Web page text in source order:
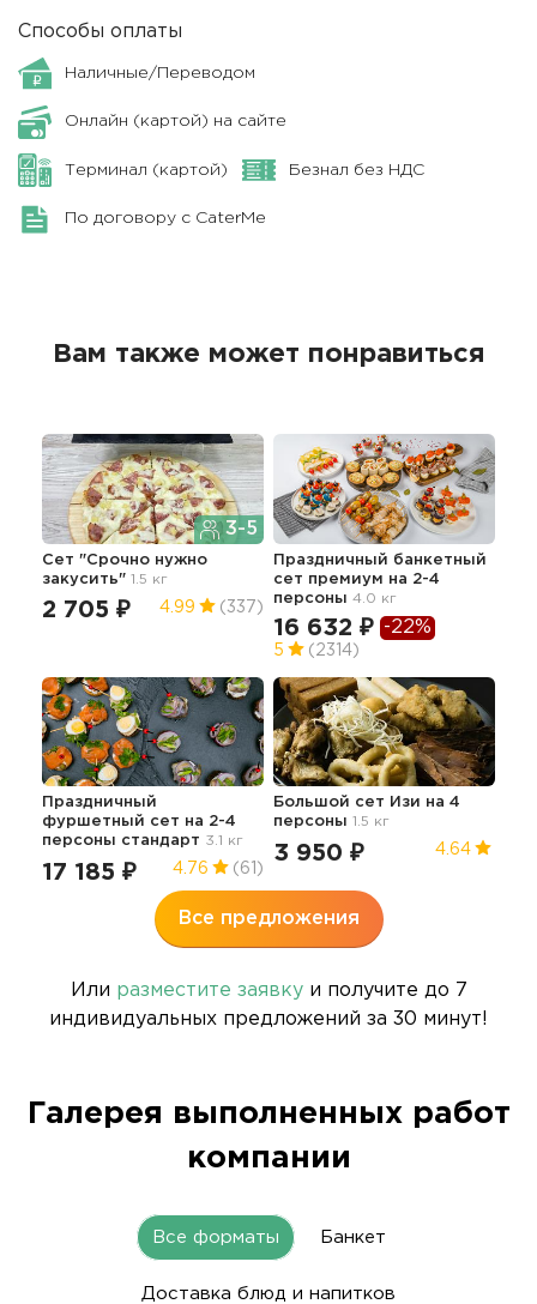
Способы оплаты
Наличные/Переводом
Онлайн (картой) на сайте
Терминал (картой) Безнал без НДС
По договору с CaterMe
Вам также может понравиться
3-5
Сет "Срочно нужно
закусить" 1.5 кг
2 705 ₽ 4.99 (337)
Праздничный банкетный
сет премиум на 2-4
персоны 4.0 кг
16 632 ₽ -22%
5 (2314)
Праздничный
фуршетный сет на 2-4
персоны стандарт 3.1 кг
17 185 ₽ 4.76 (61)
Большой сет Изи на 4
персоны 1.5 кг
3 950 ₽ 4.64
Все предложения
Или разместите заявкуи получите до 7
индивидуальных предложений за 30 минут!
Галерея выполненных работ
компании
Все форматы Банкет
Доставка блюд и напитков